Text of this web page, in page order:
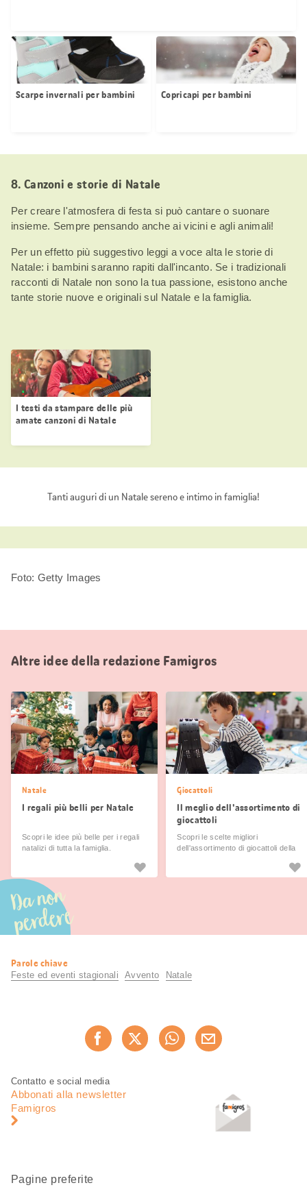
Scarpe invernali per bambini Copricapi per bambini
8. Canzoni e storie di Natale
Per creare l'atmosfera di festa si può cantare o suonare
insieme. Sempre pensando anche ai vicini e agli animali!
Per un effetto più suggestivo leggi a voce alta le storie di
Natale: i bambini saranno rapiti dall'incanto. Se i tradizionali
racconti di Natale non sono la tua passione, esistono anche
tante storie nuove e originali sul Natale e la famiglia.
I testi da stampare delle più
amate canzoni di Natale
Tanti auguri di un Natale sereno e intimo in famiglia!
Foto: Getty Images
Altre idee della redazione Famigros
Natale
I regali più belli per Natale
Scopri le idee più belle per i regali
natalizi di tutta la famiglia.
Giocattoli
Il meglio dell'assortimento di
giocattoli
Scopri le scelte migliori
dell'assortimento di giocattoli della
Da non
perdere
Informazioni
utili
Parole chiave
Feste ed eventi stagionali Avvento Natale
Consiglia ora
Piè
pagina
Navigazione
pagina
Contatto e social media
Abbonati alla newsletter
Famigros
Pagine preferite